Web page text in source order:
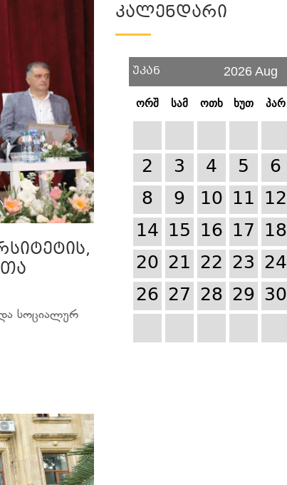
და სოციალურ
Კალენდარი
უკან 2026 Aug
ორშ სამ ოთხ ხუთ პარ
2
3 4 5 6
8
9 10 11 12
14 15 16 17 18
20 21 22 23 24
26 27 28 29 30